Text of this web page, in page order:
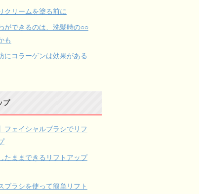
クリームを塗る前に
ができるのは、洗髪時の○○
も
にコラーゲンは効果がある
プ
フェイシャルブラシでリフ
たままできるリフトアップ
ブラシを使って簡単リフト